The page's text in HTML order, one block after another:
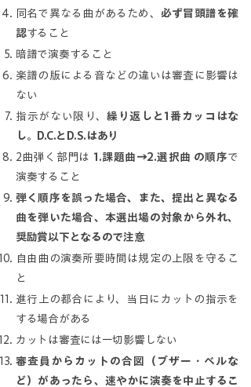
同名で異なる曲があるため、 必ず冒頭譜を確
認すること
暗譜で演奏すること
楽譜の版による音などの違いは審査に影響は
ない
指示がない限り、繰り返しと1番カッコはな
し。
D.C.とD.S.はあり
2曲弾く部門は 1.課題曲→2.選択曲 の順序で
演奏すること
弾く順序を誤った場合、また、提出と異なる
曲を弾いた場合、本選出場の対象から外れ、
奨励賞以下となるので注意
自由曲の演奏所要時間は規定の上限を守るこ
と
進行上の都合により、当日にカットの指示を
する場合がある
カットは審査には一切影響しない
審査員からカットの合図（ブザー・ベルな
ど）があったら、速やかに演奏を中止するこ